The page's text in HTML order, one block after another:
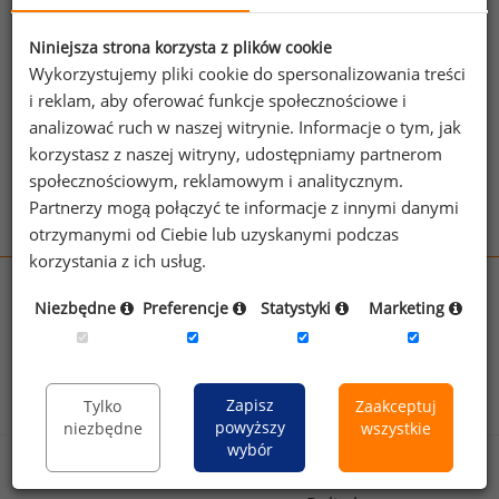
bankach zmieni się w najbliższym czasie.
źródło: Bloomberg.com
Zobacz więcej ciekawostek
wynagrodzenia.pl
kfw.sedlak.pl
badania
HR.pl wskaznikiHR.pl
Sklep
Kontakt
Niniejsza strona korzysta z plików cookie
Wykorzystujemy pliki cookie do spersonalizowania treści
i reklam, aby oferować funkcje społecznościowe i
analizować ruch w naszej witrynie. Informacje o tym, jak
korzystasz z naszej witryny, udostępniamy partnerom
społecznościowym, reklamowym i analitycznym.
Partnerzy mogą połączyć te informacje z innymi danymi
otrzymanymi od Ciebie lub uzyskanymi podczas
korzystania z ich usług.
Niezbędne Preferencje Statystyki Marketing
Tylko
niezbędne
Zapisz
powyższy
wybór
Zaakceptuj
wszystkie